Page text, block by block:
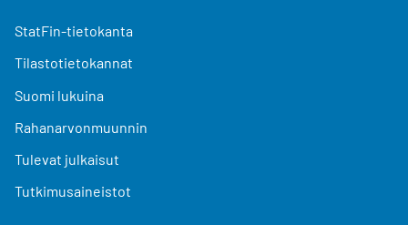
StatFin-tietokanta
Tilastotietokannat
Suomi lukuina
Rahanarvonmuunnin
Tulevat julkaisut
Tutkimusaineistot